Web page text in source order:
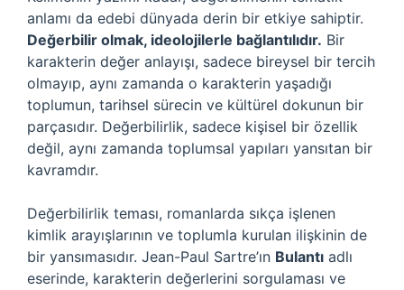
anlamı da edebi dünyada derin bir etkiye sahiptir.
Değerbilir olmak, ideolojilerle bağlantılıdır. Bir
karakterin değer anlayışı, sadece bireysel bir tercih
olmayıp, aynı zamanda o karakterin yaşadığı
toplumun, tarihsel sürecin ve kültürel dokunun bir
parçasıdır. Değerbilirlik, sadece kişisel bir özellik
değil, aynı zamanda toplumsal yapıları yansıtan bir
kavramdır.
Değerbilirlik teması, romanlarda sıkça işlenen
kimlik arayışlarının ve toplumla kurulan ilişkinin de
bir yansımasıdır. Jean-Paul Sartre’ın Bulantı adlı
eserinde, karakterin değerlerini sorgulaması ve